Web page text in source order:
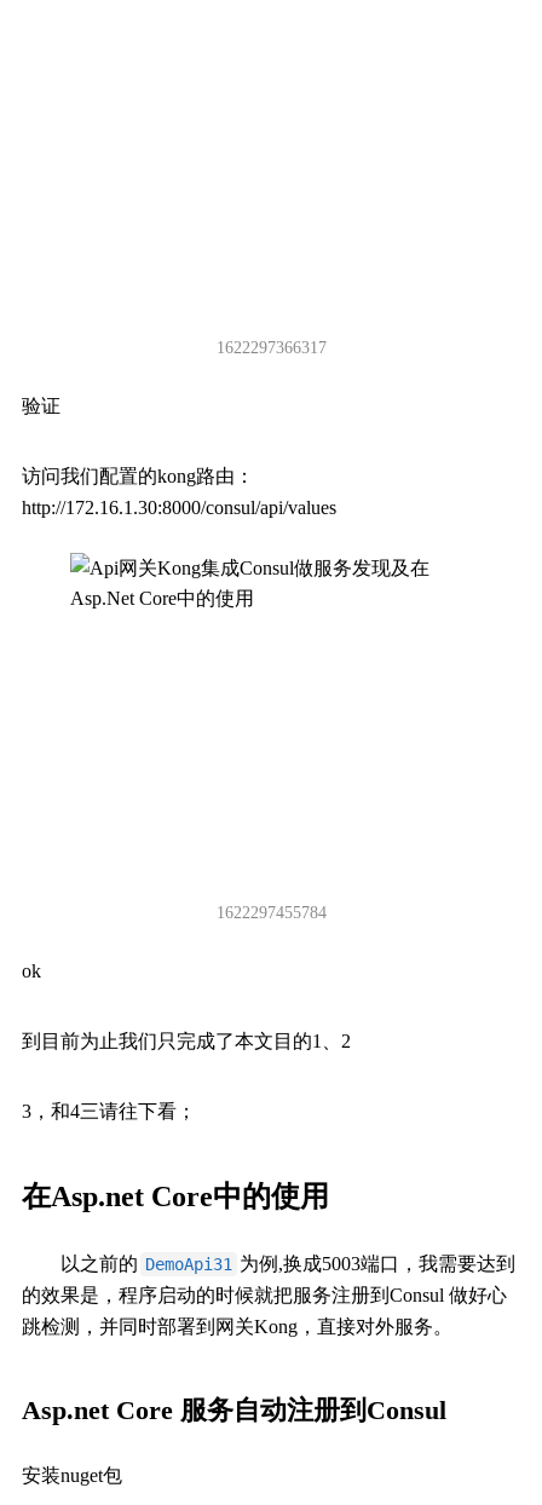
1622297366317
验证
访问我们配置的kong路由：
http://172.16.1.30:8000/consul/api/values
1622297455784
ok
到目前为止我们只完成了本文目的1、2
3，和4三请往下看；
在Asp.net Core中的使用
以之前的 DemoApi31 为例,换成5003端口，我需要达到
的效果是，程序启动的时候就把服务注册到Consul 做好心
跳检测，并同时部署到网关Kong，直接对外服务。
Asp.net Core 服务自动注册到Consul
安装nuget包